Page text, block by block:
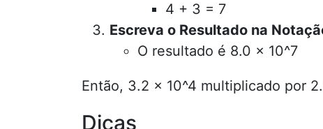
4 + 3 = 7
Escreva o Resultado na
O resultado é 8.0 × 10^7
Então, 3.2 × 10^4 multiplicado por
Dicas